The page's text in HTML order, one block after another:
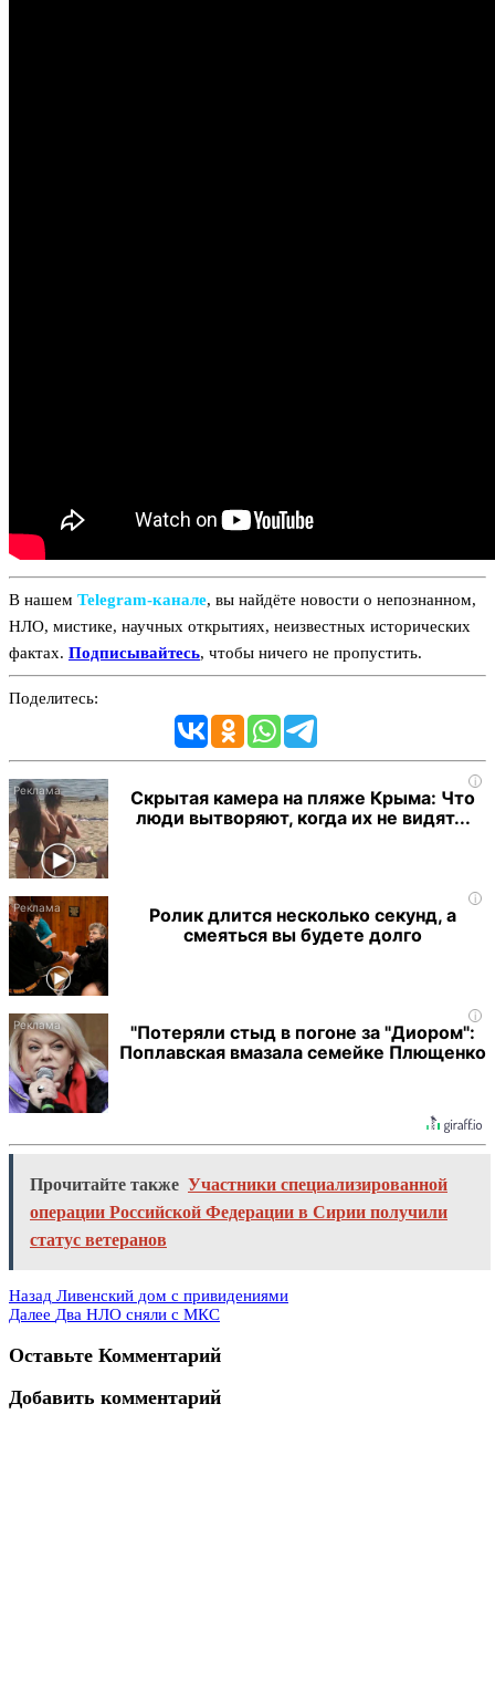
В нашем Telegram‑канале, вы найдёте новости о непознанном,
НЛО, мистике, научных открытиях, неизвестных исторических
фактах. Подписывайтесь, чтобы ничего не пропустить.
Поделитесь:
i
Скрытая камера на пляже Крыма: Что
люди вытворяют, когда их не видят...
i
Ролик длится несколько секунд, а
смеяться вы будете долго
i
"Потеряли стыд в погоне за "Диором":
Поплавская вмазала семейке Плющенко
Прочитайте также Участники специализированной
операции Российской Федерации в Сирии получили
статус ветеранов
Назад Ливенский дом с привидениями
Далее Два НЛО сняли с МКС
Оставьте Комментарий
Добавить комментарий